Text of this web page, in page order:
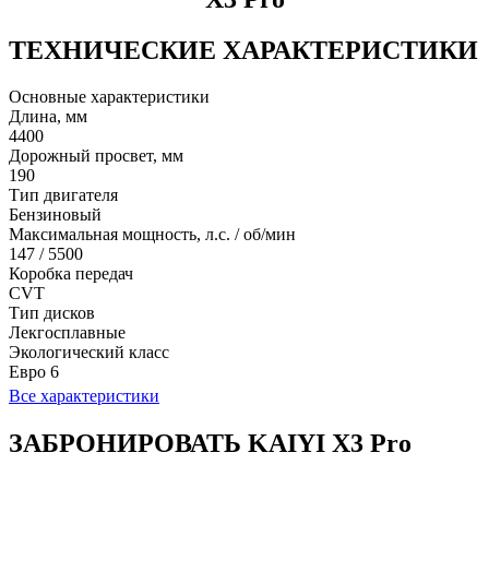
ТЕХНИЧЕСКИЕ ХАРАКТЕРИСТИКИ
Основные характеристики
Длина, мм
4400
Дорожный просвет, мм
190
Тип двигателя
Бензиновый
Максимальная мощность, л.с. / об/мин
147 / 5500
Коробка передач
CVT
Тип дисков
Лекгосплавные
Экологический класс
Евро 6
Все характеристики
ЗАБРОНИРОВАТЬ KAIYI X3 Pro